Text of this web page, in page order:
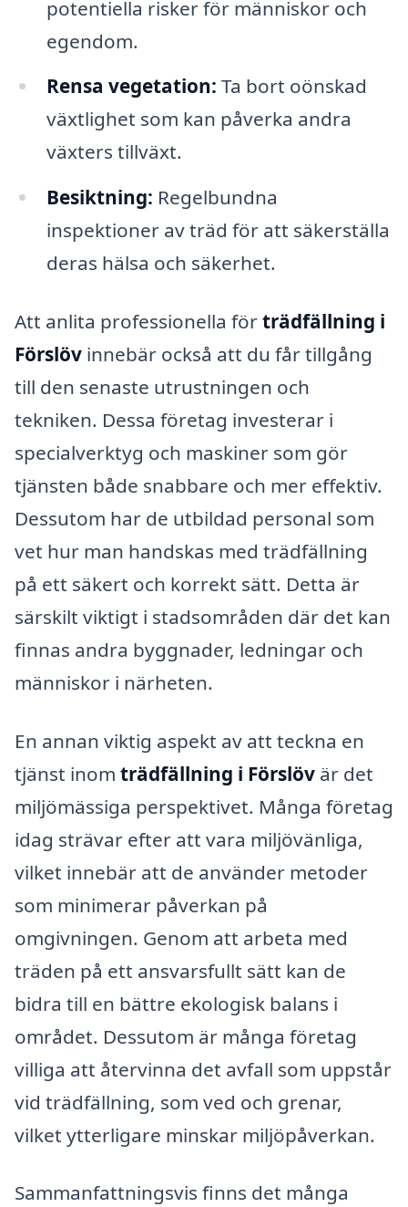
potentiella risker för människor och
egendom.
Rensa vegetation: Ta bort oönskad
växtlighet som kan påverka andra
växters tillväxt.
Besiktning: Regelbundna
inspektioner av träd för att säkerställa
deras hälsa och säkerhet.
Att anlita professionella förträdfällning i
Förslöv innebär också att du får tillgång
till den senaste utrustningen och
tekniken. Dessa företag investerar i
specialverktyg och maskiner som gör
tjänsten både snabbare och mer effektiv.
Dessutom har de utbildad personal som
vet hur man handskas med trädfällning
på ett säkert och korrekt sätt. Detta är
särskilt viktigt i stadsområden där det kan
finnas andra byggnader, ledningar och
människor i närheten.
En annan viktig aspekt av att teckna en
tjänst inom trädfällning i Förslöv är det
miljömässiga perspektivet. Många företag
idag strävar efter att vara miljövänliga,
vilket innebär att de använder metoder
som minimerar påverkan på
omgivningen. Genom att arbeta med
träden på ett ansvarsfullt sätt kan de
bidra till en bättre ekologisk balans i
området. Dessutom är många företag
villiga att återvinna det avfall som uppstår
vid trädfällning, som ved och grenar,
vilket ytterligare minskar miljöpåverkan.
Sammanfattningsvis finns det många